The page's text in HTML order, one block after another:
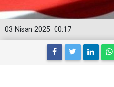
00:17
03 Nisan 2025